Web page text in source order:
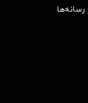
رسانه‌‌ها